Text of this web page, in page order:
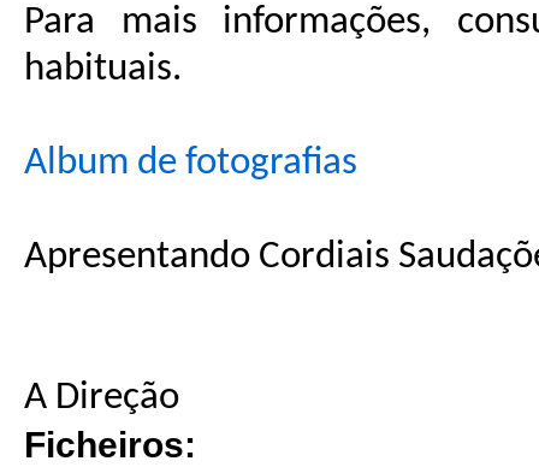
Para mais informações,
habituais.
Album de fotografias
Apresentando Cordiais
A Direção
Ficheiros: